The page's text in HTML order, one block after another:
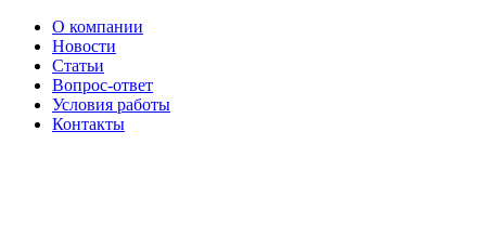
О компании
Новости
Статьи
Вопрос-ответ
Условия работы
Контакты